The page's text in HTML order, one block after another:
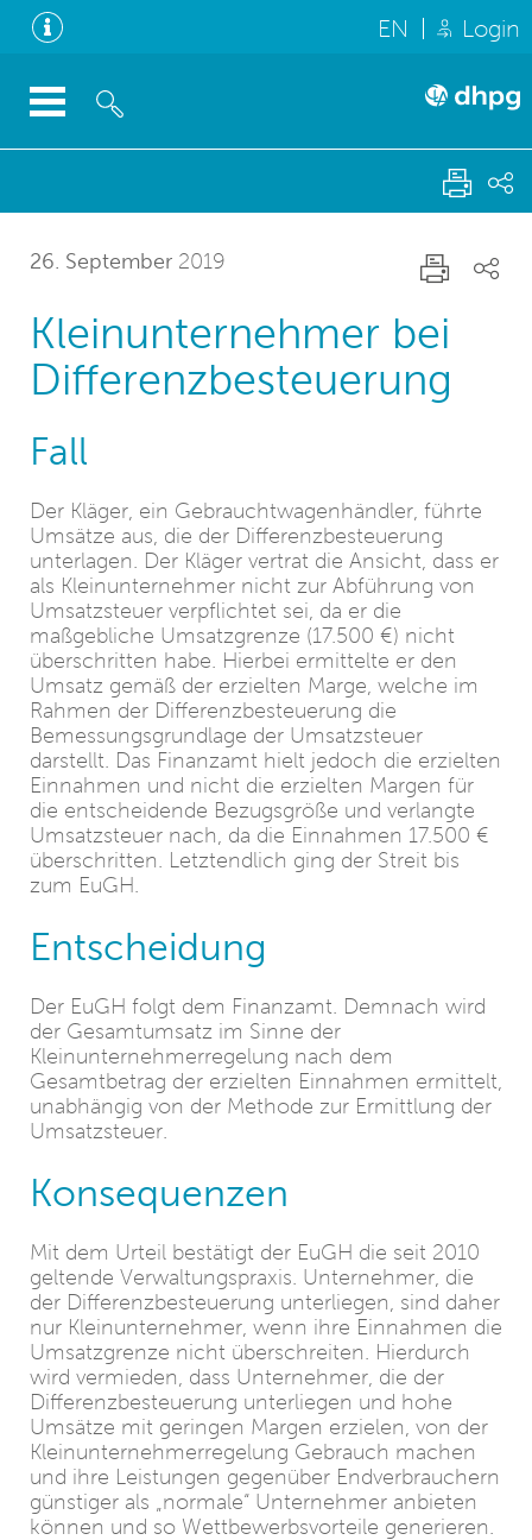
EN Login
26. September 2019
Kleinunternehmer bei
Differenzbesteuerung
Fall
Der Kläger, ein Gebrauchtwagenhändler, führte
Umsätze aus, die der Differenzbesteuerung
unterlagen. Der Kläger vertrat die Ansicht, dass er
als Kleinunternehmer nicht zur Abführung von
Umsatzsteuer verpflichtet sei, da er die
maßgebliche Umsatzgrenze (17.500 €) nicht
überschritten habe. Hierbei ermittelte er den
Umsatz gemäß der erzielten Marge, welche im
Rahmen der Differenzbesteuerung die
Bemessungsgrundlage der Umsatzsteuer
darstellt. Das Finanzamt hielt jedoch die erzielten
Einnahmen und nicht die erzielten Margen für
die entscheidende Bezugsgröße und verlangte
Umsatzsteuer nach, da die Einnahmen 17.500 €
überschritten. Letztendlich ging der Streit bis
zum EuGH.
Entscheidung
Der EuGH folgt dem Finanzamt. Demnach wird
der Gesamtumsatz im Sinne der
Kleinunternehmerregelung nach dem
Gesamtbetrag der erzielten Einnahmen ermittelt,
unabhängig von der Methode zur Ermittlung der
Umsatzsteuer.
Konsequenzen
Mit dem Urteil bestätigt der EuGH die seit 2010
geltende Verwaltungspraxis. Unternehmer, die
der Differenzbesteuerung unterliegen, sind daher
nur Kleinunternehmer, wenn ihre Einnahmen die
Umsatzgrenze nicht überschreiten. Hierdurch
wird vermieden, dass Unternehmer, die der
Differenzbesteuerung unterliegen und hohe
Umsätze mit geringen Margen erzielen, von der
Kleinunternehmerregelung Gebrauch machen
und ihre Leistungen gegenüber Endverbrauchern
günstiger als „normale“ Unternehmer anbieten
können und so Wettbewerbsvorteile generieren.